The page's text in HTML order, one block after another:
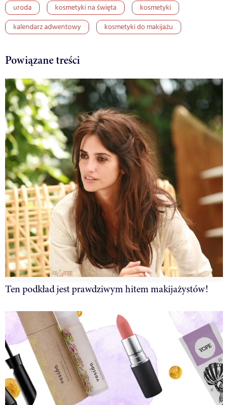
uroda kosmetyki na święta
kosmetyki
kalendarz adwentowy
kosmetyki do makijażu
Powiązane treści
Ten podkład jest prawdziwym hitem makijażystów!